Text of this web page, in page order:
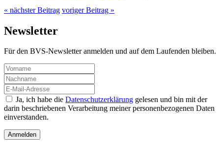
« nächster Beitrag voriger Beitrag »
Newsletter
Für den BVS-Newsletter anmelden und auf dem Laufenden bleiben.
Ja, ich habe die Datenschutzerklärung gelesen und bin mit der
darin beschriebenen Verarbeitung meiner personenbezogenen Daten
einverstanden.